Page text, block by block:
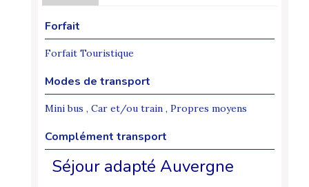
Forfait
Forfait Touristique
Modes de transport
Mini bus , Car et/ou train , Propres moyens
Complément transport
Séjour adapté Auvergne